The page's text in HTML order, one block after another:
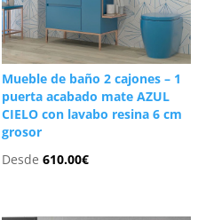
Mueble de baño 2 cajones – 1
puerta acabado mate AZUL
CIELO con lavabo resina 6 cm
grosor
Desde610.00€